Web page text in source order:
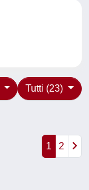
Tutti (23)
1 2